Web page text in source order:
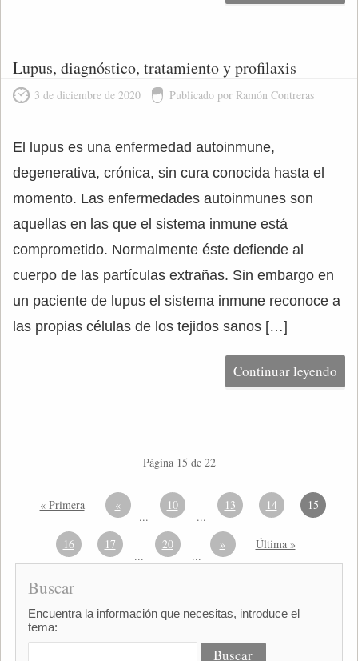
Lupus, diagnóstico, tratamiento y profilaxis
3 de diciembre de 2020 Publicado por Ramón Contreras
El lupus es una enfermedad autoinmune,
degenerativa, crónica, sin cura conocida hasta el
momento. Las enfermedades autoinmunes son
aquellas en las que el sistema inmune está
comprometido. Normalmente éste defiende al
cuerpo de las partículas extrañas. Sin embargo en
un paciente de lupus el sistema inmune reconoce a
las propias células de los tejidos sanos […]
Continuar leyendo
Página 15 de 22
« Primera «
...
10
...
13 14 15
16 17
...
20
...
» Última »
Buscar
Encuentra la información que necesitas, introduce el
tema: